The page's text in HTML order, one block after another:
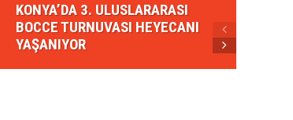
KONYA’DA 3. ULUSLARARASI
BOCCE TURNUVASI HEYECANI
YAŞANIYOR